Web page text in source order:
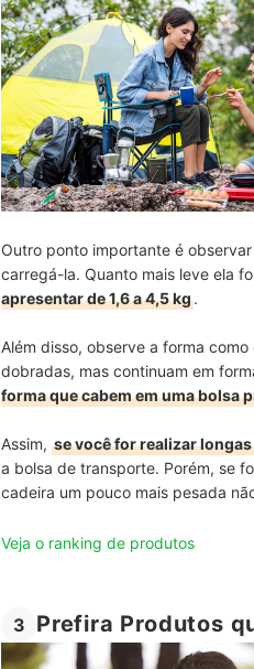
Outro ponto importante é
carregá-la. Quanto mais leve ela
apresentar de 1,6 a 4,5 kg.
Além disso, observe a forma
dobradas, mas continuam em
forma que cabem em uma bolsa
Assim, se você for realizar
a bolsa de transporte. Porém, se
cadeira um pouco mais pesada
Veja o ranking de produtos
3 Prefira Produtos